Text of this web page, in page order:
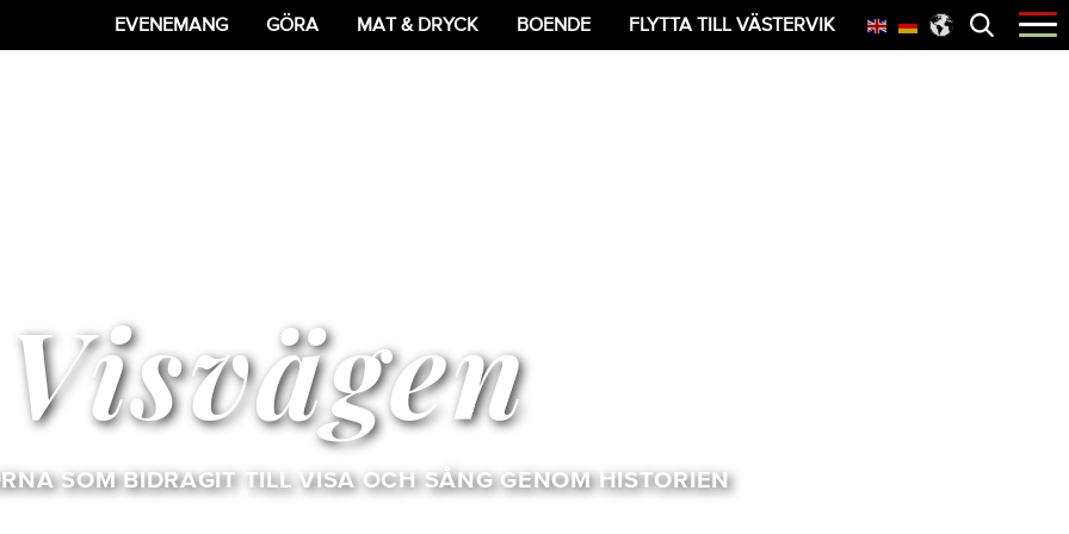
Öppna
menyn
EVENEMANG GÖRA MAT & DRYCK BOENDE FLYTTA TILL VÄSTERVIK
Visvägen
SOM BIDRAGIT TILL VISA OCH SÅNG GENOM HISTORIEN